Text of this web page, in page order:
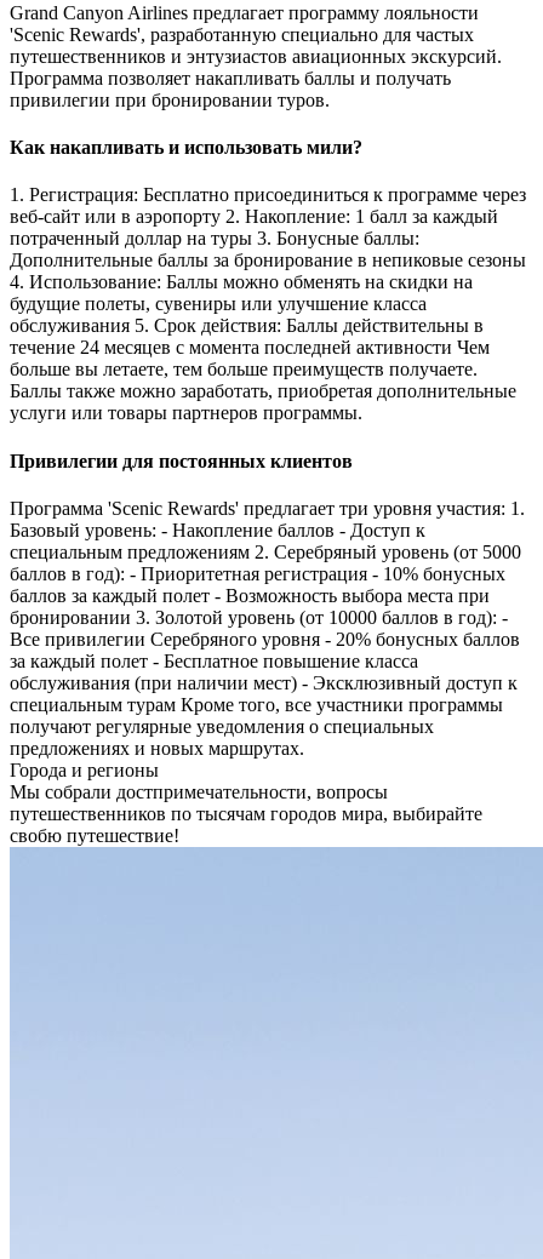
Grand Canyon Airlines предлагает программу лояльности
'Scenic Rewards', разработанную специально для частых
путешественников и энтузиастов авиационных экскурсий.
Программа позволяет накапливать баллы и получать
привилегии при бронировании туров.
Как накапливать и использовать мили?
1. Регистрация: Бесплатно присоединиться к программе через
веб-сайт или в аэропорту 2. Накопление: 1 балл за каждый
потраченный доллар на туры 3. Бонусные баллы:
Дополнительные баллы за бронирование в непиковые сезоны
4. Использование: Баллы можно обменять на скидки на
будущие полеты, сувениры или улучшение класса
обслуживания 5. Срок действия: Баллы действительны в
течение 24 месяцев с момента последней активности Чем
больше вы летаете, тем больше преимуществ получаете.
Баллы также можно заработать, приобретая дополнительные
услуги или товары партнеров программы.
Привилегии для постоянных клиентов
Программа 'Scenic Rewards' предлагает три уровня участия: 1.
Базовый уровень: - Накопление баллов - Доступ к
специальным предложениям 2. Серебряный уровень (от 5000
баллов в год): - Приоритетная регистрация - 10% бонусных
баллов за каждый полет - Возможность выбора места при
бронировании 3. Золотой уровень (от 10000 баллов в год): -
Все привилегии Серебряного уровня - 20% бонусных баллов
за каждый полет - Бесплатное повышение класса
обслуживания (при наличии мест) - Эксклюзивный доступ к
специальным турам Кроме того, все участники программы
получают регулярные уведомления о специальных
предложениях и новых маршрутах.
Города и регионы
Мы собрали достпримечательности, вопросы
путешественников по тысячам городов мира, выбирайте
свобю путешествие!